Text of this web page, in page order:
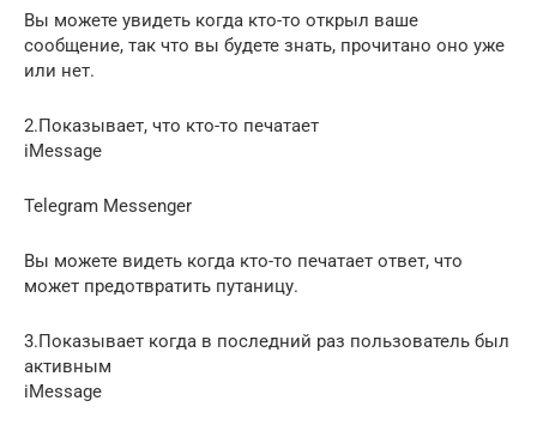
Вы можете увидеть когда кто-то открыл ваше
сообщение, так что вы будете знать, прочитано оно уже
или нет.
2.Показывает, что кто-то печатает
iMessage
Telegram Messenger
Вы можете видеть когда кто-то печатает ответ, что
может предотвратить путаницу.
3.Показывает когда в последний раз пользователь был
активным
iMessage